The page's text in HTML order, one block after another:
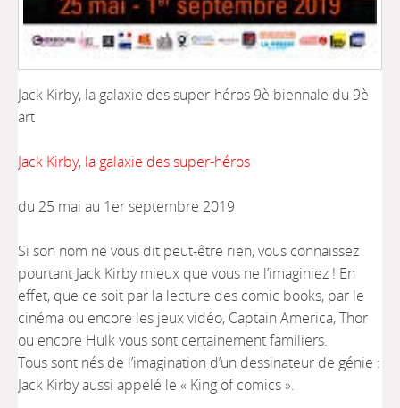
Jack Kirby, la galaxie des super-héros 9è biennale du 9è
art
Jack Kirby, la galaxie des super-héros
du 25 mai au 1er septembre 2019
Si son nom ne vous dit peut-être rien, vous connaissez
pourtant Jack Kirby mieux que vous ne l’imaginiez ! En
effet, que ce soit par la lecture des comic books, par le
cinéma ou encore les jeux vidéo, Captain America, Thor
ou encore Hulk vous sont certainement familiers.
Tous sont nés de l’imagination d’un dessinateur de génie :
Jack Kirby aussi appelé le « King of comics ».